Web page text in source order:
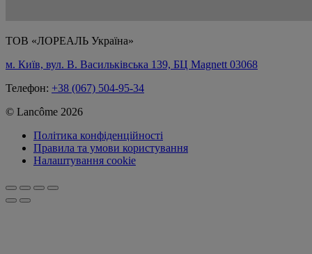
ТОВ «ЛОРЕАЛЬ Україна»
м. Київ, вул. В. Васильківська 139, БЦ Magnett 03068
Телефон: +38 (067) 504-95-34
© Lancôme 2026
Політика конфіденційності
Правила та умови користування
Налаштування cookie